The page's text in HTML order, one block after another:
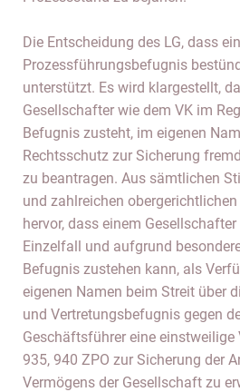
Die Entscheidung des LG, dass
Prozessführungsbefugnis
unterstützt. Es wird klargestellt,
Gesellschafter wie dem VK im
Befugnis zusteht, im eigenen
Rechtsschutz zur Sicherung
zu beantragen. Aus sämtlichen
und zahlreichen
hervor, dass einem
Einzelfall und aufgrund
Befugnis zustehen kann, als
eigenen Namen beim Streit über
und Vertretungsbefugnis gegen
Geschäftsführer eine
935, 940 ZPO zur Sicherung der
Vermögens der Gesellschaft zu